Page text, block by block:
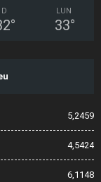
D
°
LUN
33°
5,2459
4,5424
6,1148